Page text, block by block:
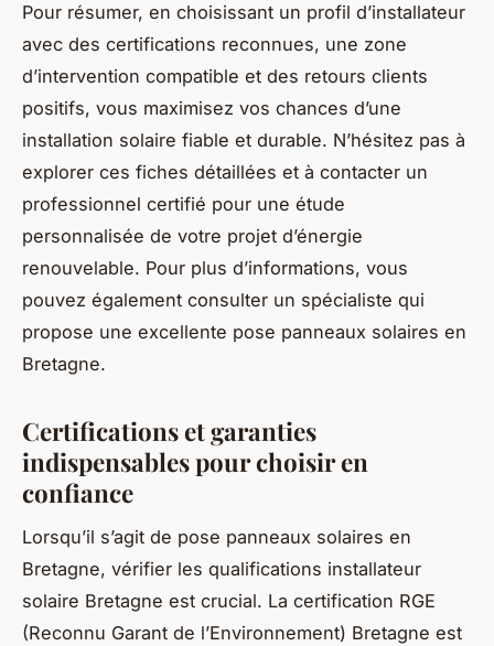
Pour résumer, en choisissant un profil d’installateur
avec des certifications reconnues, une zone
d’intervention compatible et des retours clients
positifs, vous maximisez vos chances d’une
installation solaire fiable et durable. N’hésitez pas à
explorer ces fiches détaillées et à contacter un
professionnel certifié pour une étude
personnalisée de votre projet d’énergie
renouvelable. Pour plus d’informations, vous
pouvez également consulter un spécialiste qui
propose une excellente pose panneaux solaires en
Bretagne.
Certifications et garanties
indispensables pour choisir en
confiance
Lorsqu’il s’agit de pose panneaux solaires en
Bretagne, vérifier les qualifications installateur
solaire Bretagne est crucial. La certification RGE
(Reconnu Garant de l’Environnement) Bretagne est